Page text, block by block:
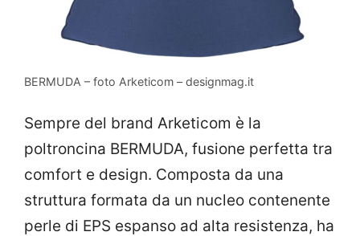
BERMUDA – foto Arketicom – designmag.it
Sempre del brand Arketicom è la
poltroncina BERMUDA, fusione perfetta tra
comfort e design. Composta da una
struttura formata da un nucleo contenente
perle di EPS espanso ad alta resistenza, ha